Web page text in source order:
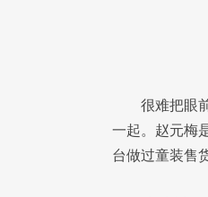
很难把眼
一起。赵元梅
台做过童装售